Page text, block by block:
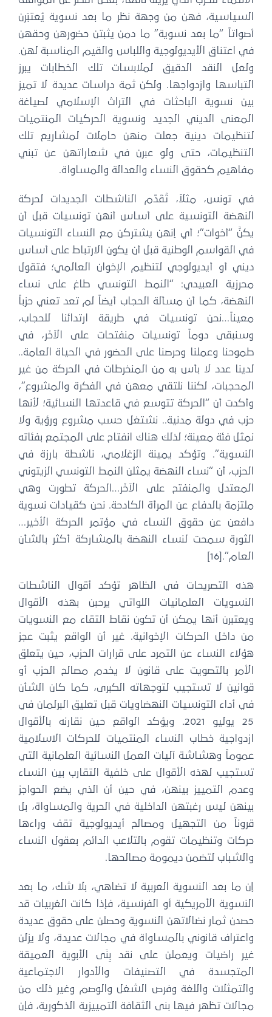
السياسية، فهن من وجهة نظر ما بعد نسوية يُعتبَرن
أصواتاً “ما بعد نسوية” ما دمن يثبتن حضورهن وحقهن
في اعتناق الأيديولوجية واللباس والقيم المناسبة لهن.
ولعل النقد الدقيق لملابسات تلك الخطابات يبرز
التباسها وازدواجها. ولكن ثمة دراسات عديدة لا تميز
بين نسوية الباحثات في التراث الإسلامي لصياغة
المعنى الديني الجديد ونسوية الحركيات المنتميات
لتنظيمات دينية جعلت منهن حاملات لمشاريع تلك
التنظيمات، حتى ولو عبرن في شعاراتهن عن تبني
مفاهيم كحقوق النساء والعدالة والمساواة.
في تونس، مثلاً، تُقَدَّم الناشطات الجديدات لحركة
النهضة التونسية على أساس أنهن تونسيات قبل أن
يكنَّ “أخوات”؛ أي إنهن يشتركن مع النساء التونسيات
في القواسم الوطنية قبل أن يكون الارتباط على أساس
ديني أو أيديولوجي لتنظيم الإخوان العالمي؛ فتقول
محرزية العبيدي: “النمط التونسي طاغ على نساء
النهضة، كما أن مسألة الحجاب أيضاً لم تعد تعني حزباً
معيناً…نحن تونسيات في طريقة ارتدائنا للحجاب،
وسنبقى دوماً تونسيات منفتحات على الآخَر، في
طموحنا وعملنا وحرصنا على الحضور في الحياة العامة..
لدينا عدد لا بأس به من المنخرطات في الحركة من غير
المحجبات، لكننا نلتقي معهن في الفكرة والمشروع”،
وأكدت أن “الحركة تتوسع في قاعدتها النسائية؛ لأنها
حزب في دولة مدنية.. نشتغل حسب مشروع ورؤية ولا
نمثل فئة معينة؛ لذلك هناك انفتاح على المجتمع بفئاته
النسوية”. وتؤكد يمينة الزغلامي، ناشطة بارزة في
الحزب، أن “نساء النهضة يمثلن النمط التونسي الزيتوني
المعتدل والمنفتح على الآخَر…الحركة تطورت وهي
ملتزمة بالدفاع عن المرأة الكادحة. نحن كقيادات نسوية
دافعن عن حقوق النساء في مؤتمر الحركة الأخير…
الثورة سمحت لنساء النهضة بالمشاركة أكثر بالشأن
العام”.[16]
هذه التصريحات في الظاهر تؤكد أقوال الناشطات
النسويات العلمانيات اللواتي يرحبن بهذه الأقوال
ويعتبرن أنها يمكن أن تكون نقاط التقاء مع النسويات
من داخل الحركات الإخوانية. غير أن الواقع يثبت عجز
هؤلاء النساء عن التمرد على قرارات الحزب، حين يتعلق
الأمر بالتصويت على قانون لا يخدم مصالح الحزب أو
قوانين لا تستجيب لتوجهاته الكبرى، كما كان الشأن
في أداء التونسيات النهضاويات قبل تعليق البرلمان في
25 يوليو 2021. ويؤكد الواقع حين نقارنه بالأقوال
ازدواجية خطاب النساء المنتميات للحركات الاسلامية
عموماً وهشاشة آليات العمل النسائية العلمانية التي
تستجيب لهذه الأقوال على خلفية التقارب بين النساء
وعدم التمييز بينهن، في حين أن الذي يضع الحواجز
بينهن ليس رغبتهن الداخلية في الحرية والمساواة، بل
قروناً من التجهيل ومصالح أيديولوجية تقف وراءها
حركات وتنظيمات تقوم بالتلاعب الدائم بعقول النساء
والشباب لتضمن ديمومة مصالحها.
إن ما بعد النسوية العربية لا تضاهي، بلا شك، ما بعد
النسوية الأمريكية أو الفرنسية، فإذا كانت الغربيات قد
حصدن ثمار نضالاتهن النسوية وحصلن على حقوق عديدة
واعتراف قانوني بالمساواة في مجالات عديدة، ولا يزلن
غير راضيات ويعملن على نقد بِنَى الأبوية العميقة
المتجسدة في التصنيفات والأدوار الاجتماعية
والتمثلات واللغة وفرص الشغل والوصم وغير ذلك من
مجالات تظهر فيها بنى الثقافة التمييزية الذكورية، فإن